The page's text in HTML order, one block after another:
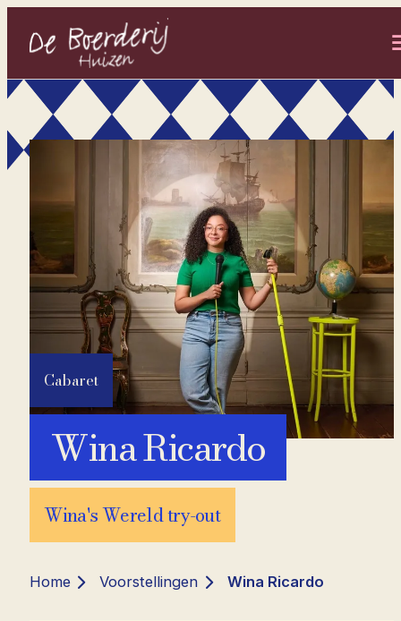
- Home pagina
Cabaret
Wina Ricardo
Wina's Wereld try-out
Home Voorstellingen Wina Ricardo